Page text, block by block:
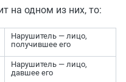
на одном из них, то:
Нарушитель — лицо,
получившее его
Нарушитель — лицо,
давшее его